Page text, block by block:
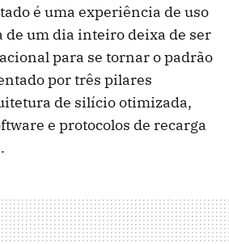
é uma experiência de uso
de um dia inteiro deixa de ser
para se tornar o padrão
por três pilares
de silício otimizada,
e protocolos de recarga